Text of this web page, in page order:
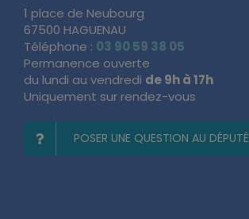
1 place de Neubourg
67500 HAGUENAU
Téléphone : 03 90 59 38 05
Permanence ouverte
du lundi au vendredi de 9h à 17h
Uniquement sur rendez-vous
POSER UNE QUESTION AU DÉPUTÉ